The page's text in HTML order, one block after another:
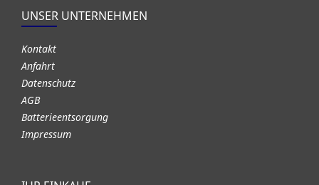
UNSER UNTERNEHMEN
Kontakt
Anfahrt
Datenschutz
AGB
Batterieentsorgung
Impressum